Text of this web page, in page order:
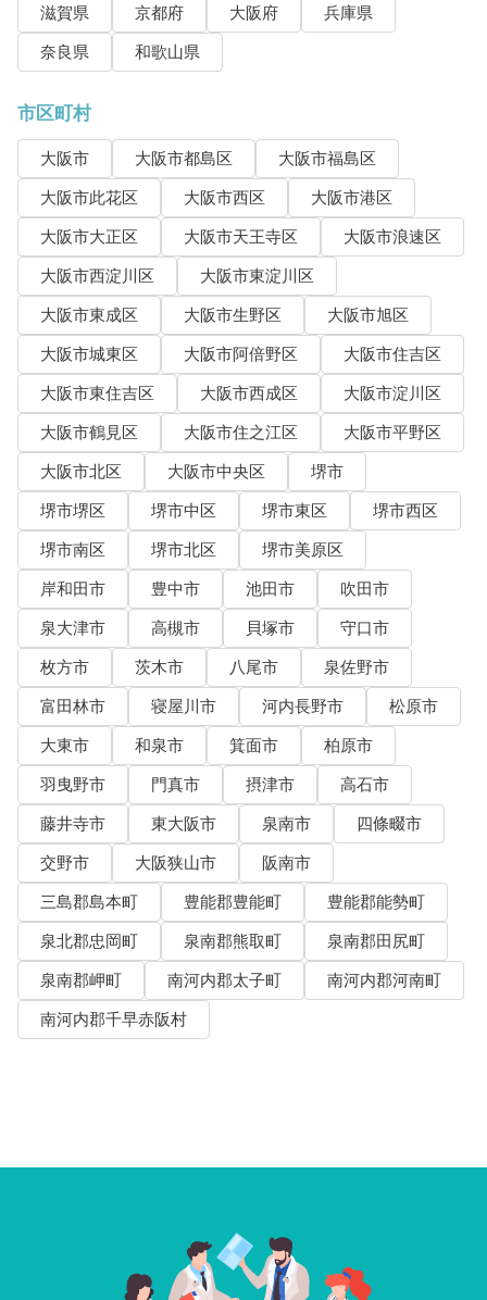
滋賀県 京都府 大阪府
兵庫県
奈良県
和歌山県
市区町村
大阪市 大阪市都島区
大阪市福島区
大阪市此花区
大阪市西区
大阪市港区
大阪市大正区
大阪市天王寺区
大阪市浪速区
大阪市西淀川区
大阪市東淀川区
大阪市東成区
大阪市生野区
大阪市旭区
大阪市城東区
大阪市阿倍野区
大阪市住吉区
大阪市東住吉区
大阪市西成区
大阪市淀川区
大阪市鶴見区
大阪市住之江区
大阪市平野区
大阪市北区
大阪市中央区
堺市
堺市堺区
堺市中区 堺市東区
堺市西区
堺市南区
堺市北区
堺市美原区
岸和田市
豊中市 池田市
吹田市
泉大津市
高槻市 貝塚市
守口市
枚方市
茨木市 八尾市
泉佐野市
富田林市
寝屋川市 河内長野市
松原市
大東市
和泉市 箕面市
柏原市
羽曳野市
門真市 摂津市
高石市
藤井寺市
東大阪市 泉南市
四條畷市
交野市
大阪狭山市
阪南市
三島郡島本町
豊能郡豊能町
豊能郡能勢町
泉北郡忠岡町
泉南郡熊取町
泉南郡田尻町
泉南郡岬町
南河内郡太子町
南河内郡河南町
南河内郡千早赤阪村